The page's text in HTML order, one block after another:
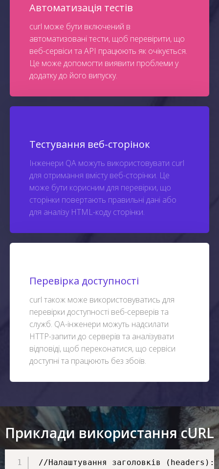
Автоматизація тестів
curl може бути включений в
автоматизовані тести, щоб перевірити, що
веб-сервіси та API працюють як очікується.
Це може допомогти виявити проблеми у
додатку до його випуску.
Тестування веб-сторінок
Інженери QA можуть використовувати curl
для отримання вмісту веб-сторінки. Це
може бути корисним для перевірки, що
сторінки повертають правильні дані або
для аналізу HTML-коду сторінки.
Перевірка доступності
curl також може використовуватись для
перевірки доступності веб-серверів та
служб. QA-інженери можуть надсилати
HTTP-запити до серверів та аналізувати
відповіді, щоб переконатися, що сервіси
доступні та працюють без збоїв.
Приклади використання cURL
//Налаштування заголовків (headers):